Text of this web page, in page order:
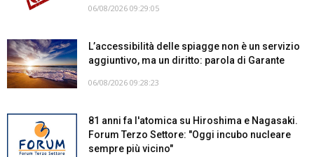
06/08/2026 09:29:05
L’accessibilità delle spiagge non è un servizio
aggiuntivo, ma un diritto: parola di Garante
06/08/2026 09:28:23
81 anni fa l'atomica su Hiroshima e Nagasaki.
Forum Terzo Settore: "Oggi incubo nucleare
sempre più vicino"